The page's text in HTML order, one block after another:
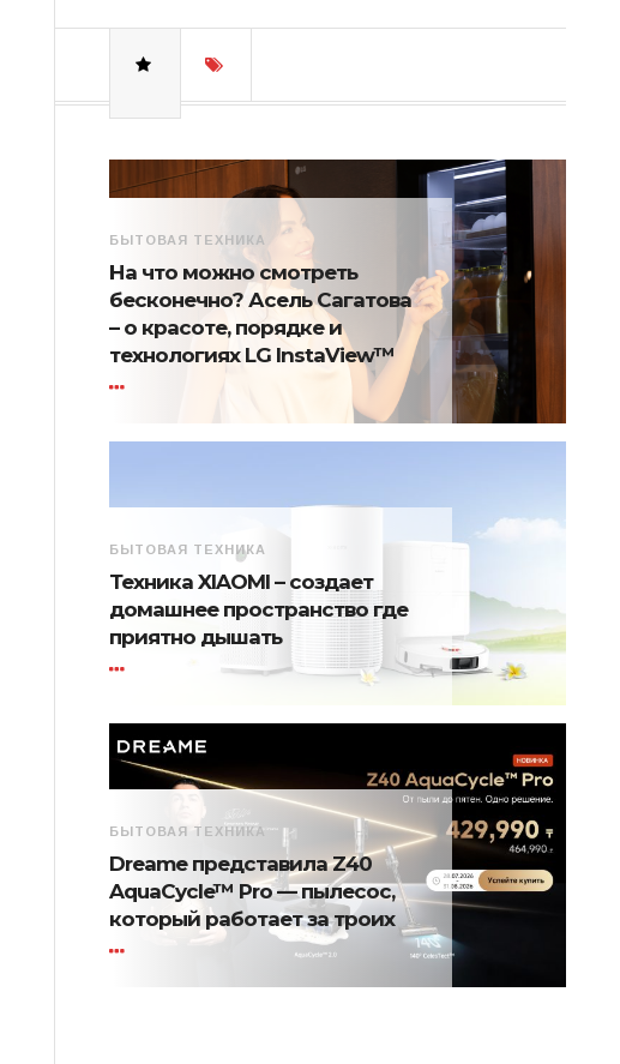
БЫТОВАЯ ТЕХНИКА
На что можно смотреть
бесконечно? Асель Сагатова
– о красоте, порядке и
технологиях LG InstaView™
БЫТОВАЯ ТЕХНИКА
Техника XIAOMI – создает
домашнее пространство где
приятно дышать
БЫТОВАЯ ТЕХНИКА
Dreame представила Z40
AquaCycle™ Pro — пылесос,
который работает за троих